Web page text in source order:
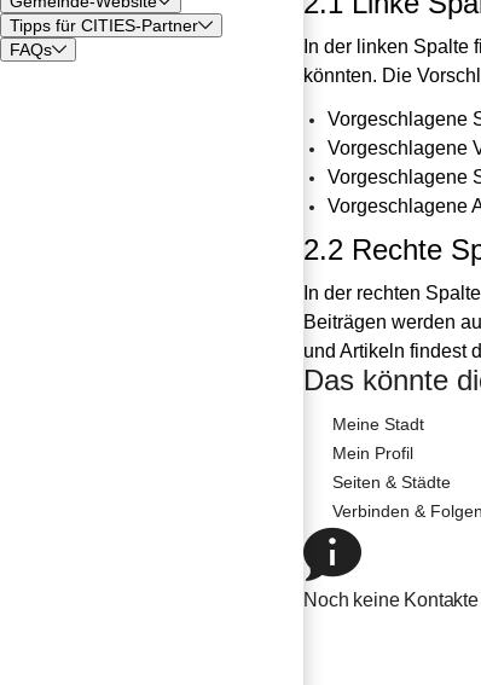
Tipps für CITIES-Partner
FAQs
In der linken Spalte
könnten. Die
Vorgeschlagene
Vorgeschlagene
Vorgeschlagene
Vorgeschlagene
2.2 Rechte
In der rechten
Beiträgen werden
und Artikeln findest
Das könnte
Meine Stadt
Mein Profil
Seiten & Städte
Verbinden & Folgen
Noch keine